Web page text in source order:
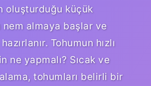
oluşturduğu küçük
almaya başlar ve
Tohumun hızlı
ne yapmalı? Sıcak ve
tohumları belirli bir